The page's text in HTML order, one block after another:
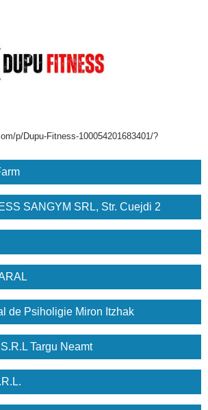
p/Dupu-Fitness-100054201683401/?
SANGYM SRL, Str. Cuejdi 2
de Psiholigie Miron Itzhak
Targu Neamt